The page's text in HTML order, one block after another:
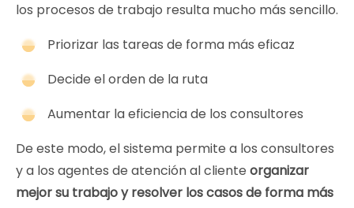
los procesos de trabajo resulta mucho más sencillo.
Priorizar las tareas de forma más eficaz
Decide el orden de la ruta
Aumentar la eficiencia de los consultores
De este modo, el sistema permite a los consultores
y a los agentes de atención al cliente organizar
mejor su trabajo y resolver los casos de forma más